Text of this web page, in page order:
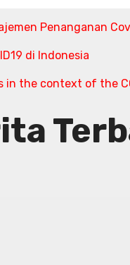
Penanganan
di Indonesia
in the context of the